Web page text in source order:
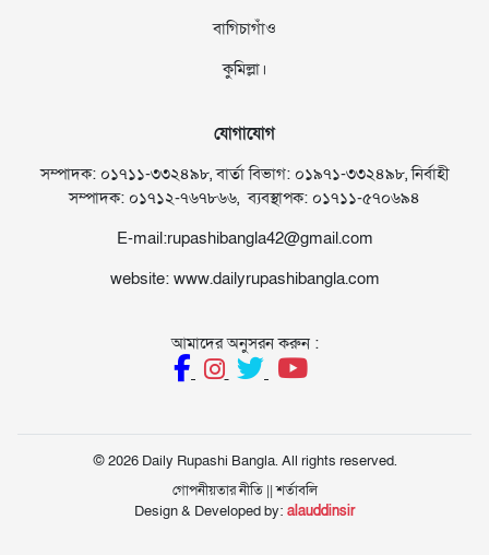
বাগিচাগাঁও
কুমিল্লা।
যোগাযোগ
সম্পাদক: ০১৭১১-৩৩২৪৯৮, বার্তা বিভাগ: ০১৯৭১-৩৩২৪৯৮, নির্বাহী
সম্পাদক: ০১৭১২-৭৬৭৮৬৬, ব্যবস্থাপক: ০১৭১১-৫৭০৬৯৪
E-mail:rupashibangla42@gmail.com
website: www.dailyrupashibangla.com
আমাদের অনুসরন করুন :
© 2026 Daily Rupashi Bangla. All rights reserved.
গোপনীয়তার নীতি||শর্তাবলি
Design & Developed by: alauddinsir